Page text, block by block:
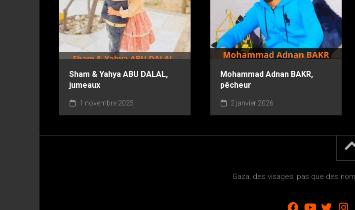
Sham & Yahya ABU DALAL,
jumeaux
1 novembre 2025
Mohammad Adnan BAKR,
pêcheur
2 janvier 2026
Gaza, des visages, pas que des